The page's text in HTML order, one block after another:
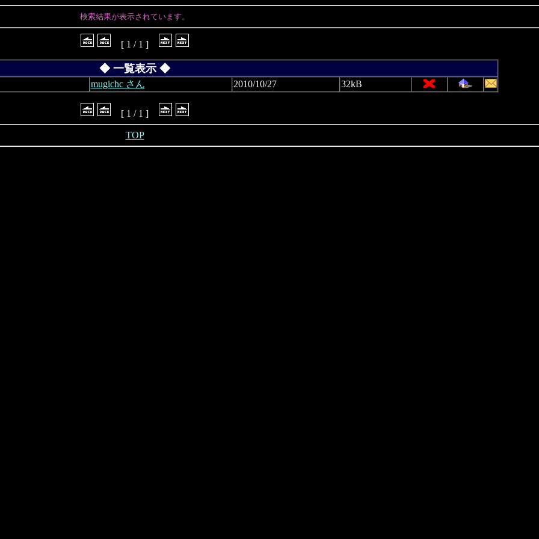
検索結果が表示されています。
[ 1 / 1 ]
◆ 一覧表示 ◆
mugichc さん 2010/10/27 32kB
[ 1 / 1 ]
TOP